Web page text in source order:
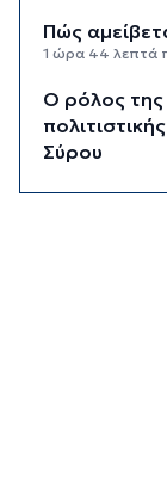
Πώς
1 ώρα 44 λεπτά
Ο ρόλος της
Σύρου